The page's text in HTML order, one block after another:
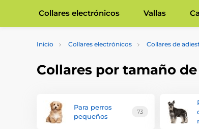
Collares electrónicos Vallas
Inicio Collares electrónicos Collares de
Collares por tamaño
Para perros
pequeños
73